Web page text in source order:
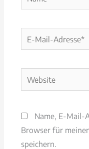
E-
Mail-
Website
Name, E-Mail-
Browser für
speichern.